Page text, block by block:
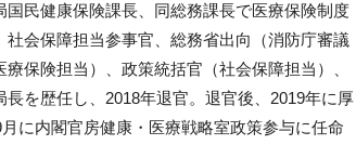
国民健康保険課長、同総務課長で医療保険制度
会保障担当参事官、総務省出向（消防庁審議
保険担当）、政策統括官（社会保障担当）、
を歴任し、2018年退官。退官後、2019年に厚
に内閣官房健康・医療戦略室政策参与に任命